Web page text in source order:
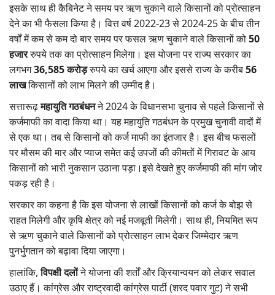
Awards 2022
Agri Start-Ups
Language
इसके साथ ही कैबिनेट ने समय पर ऋण चुकाने वाले किसानों को प्रोत्साहन
देने का भी फैसला किया है।वित्त वर्ष 2022-23 से 2024-25 के बीच तीन
वर्षों में कम से कम दो बार समय पर फसल ऋण चुकाने वाले किसानों को50
हजाररुपये तक का प्रोत्साहन मिलेगा।इस योजना पर राज्य सरकार का
लगभग36,585 करोड़रुपये का खर्च आएगा और इससे राज्य के करीब56
लाखकिसानों को लाभ मिलने की उम्मीद है।
सत्तारूढ़महायुति गठबंधनने 2024 के विधानसभा चुनाव से पहले किसानों से
कर्जमाफी का वादा किया था। यह महायुति गठबंधन के प्रमुख चुनावी वादों में
से एक था। तब से किसानों को कर्ज माफी का इंतजार है। इस बीच फसलों
पर मौसम की मार और प्याज समेत कई उपजों की कीमतों में गिरावट के आय
किसानों को भारी नुकसान उठाना पड़ा।इसे देखते हुए कर्जमाफी की मांग जोर
पकड़ रही है।
सरकार का कहना है कि इस योजना से लाखों किसानों को कर्ज के बोझ से
राहत मिलेगी और कृषि क्षेत्र को नई मजबूती मिलेगी। साथ ही, नियमित रूप
से ऋण चुकाने वाले किसानों को प्रोत्साहन लाभ देकर जिम्मेदार ऋण
पुनर्भुगतान को बढ़ावा दिया जाएगा।
हालांकि,विपक्षी दलोंने योजना की शर्तों और क्रियान्वयन को लेकर सवाल
उठाए हैं। कांग्रेस और राष्ट्रवादी कांग्रेस पार्टी (शरद पवार गुट) ने सभी